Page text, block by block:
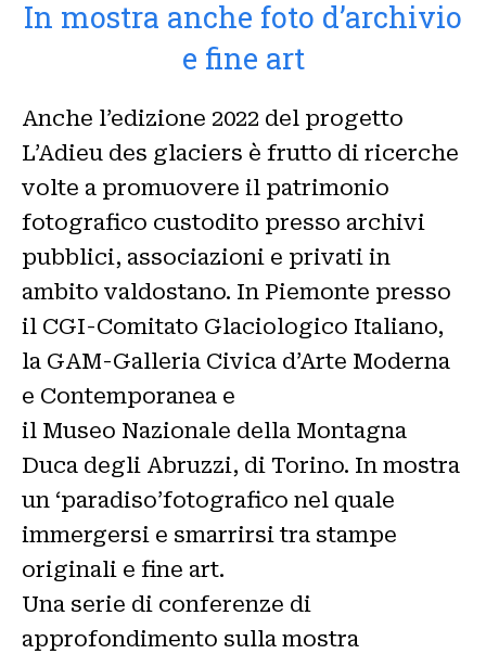
In mostra anche foto d’archivio
e fine art
Anche l’edizione 2022 del progetto
L’Adieu des glaciers è frutto di ricerche
volte a promuovere il patrimonio
fotografico custodito presso archivi
pubblici, associazioni e privati in
ambito valdostano. In Piemonte presso
il CGI-Comitato Glaciologico Italiano,
la GAM-Galleria Civica d’Arte Moderna
e Contemporanea e
il Museo Nazionale della Montagna
Duca degli Abruzzi, di Torino. In mostra
un ‘paradiso’fotografico nel quale
immergersi e smarrirsi tra stampe
originali e fine art.
Una serie di conferenze di
approfondimento sulla mostra